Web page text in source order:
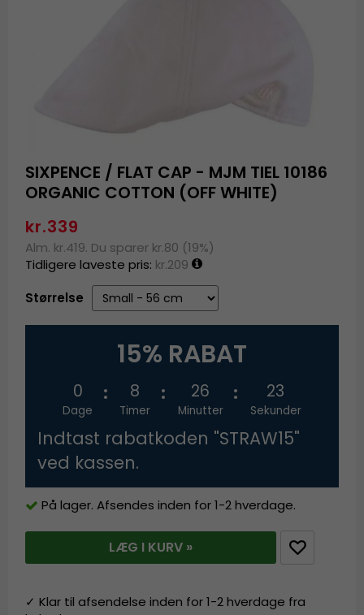
SIXPENCE / FLAT CAP - MJM TIEL 10186
ORGANIC COTTON (OFF WHITE)
kr.339
Alm. kr.419. Du sparer kr.80 (19%)
Tidligere laveste pris: kr.209
Størrelse
15% RABAT
0
Dage
8
Timer
26
Minutter
23
Sekunder
Indtast rabatkoden "STRAW15"
ved kassen.
På lager. Afsendes inden for 1-2 hverdage.
LÆG I KURV »
✓ Klar til afsendelse inden for 1-2 hverdage fra